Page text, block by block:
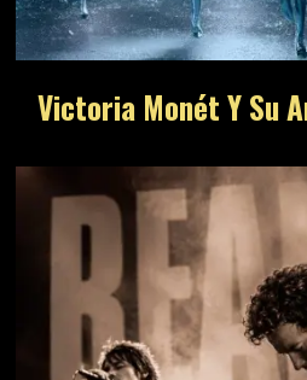
Victoria Monét Y Su